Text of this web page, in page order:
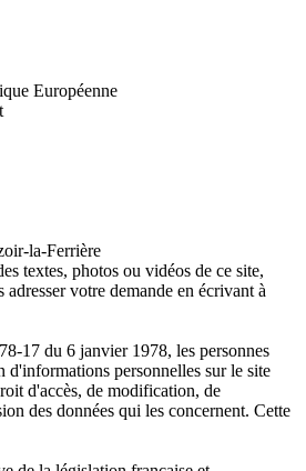
Européenne
la-Ferrière
textes, photos ou vidéos de ce site,
votre demande en écrivant à
17 du 6 janvier 1978, les personnes
d'informations personnelles sur le site
d'accès, de modification, de
des données qui les concernent. Cette